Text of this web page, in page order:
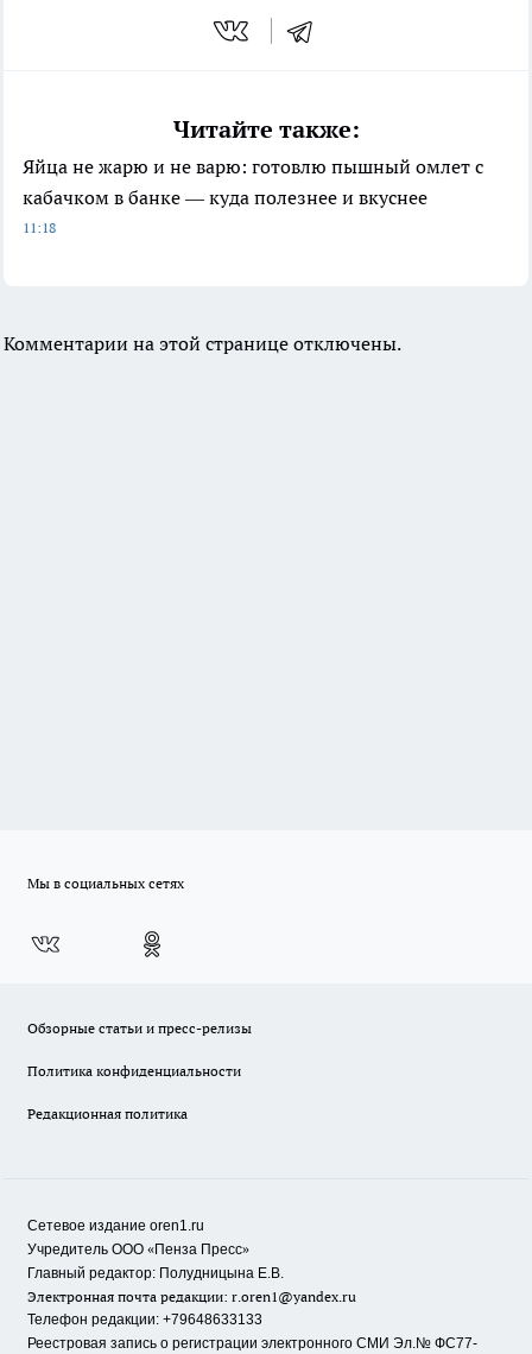
Читайте также:
Яйца не жарю и не варю: готовлю пышный омлет с
кабачком в банке — куда полезнее и вкуснее
11:18
Комментарии на этой странице отключены.
Мы в социальных сетях
Обзорные статьи и пресс-релизы
Политика конфиденциальности
Редакционная политика
Сетевое издание oren1.ru
Учредитель ООО «Пенза Пресс»
Главный редактор: Полудницына Е.В.
Электронная почта редакции: r.oren1@yandex.ru
Телефон редакции: +79648633133
Реестровая запись о регистрации электронного СМИ Эл.№ ФС77-